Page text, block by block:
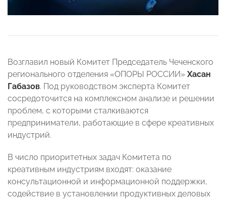
Возглавил новый Комитет Председатель Чеченского
регионального отделения «ОПОРЫ РОССИИ» Хасан
Габазов. Под руководством эксперта Комитет
сосредоточится на комплексном анализе и решении
проблем, с которыми сталкиваются
предприниматели, работающие в сфере креативных
индустрий.
В число приоритетных задач Комитета по
креативным индустриям входят: оказание
консультационной и информационной поддержки,
содействие в установлении продуктивных деловых